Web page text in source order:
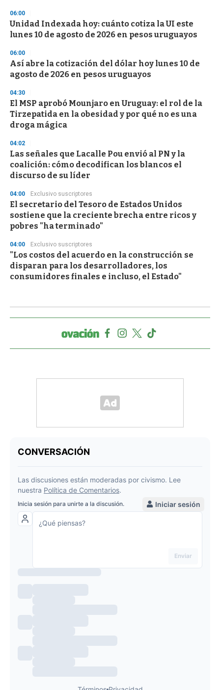
06:00
Unidad Indexada hoy: cuánto cotiza la UI este
lunes 10 de agosto de 2026 en pesos uruguayos
06:00
Así abre la cotización del dólar hoy lunes 10 de
agosto de 2026 en pesos uruguayos
04:30
El MSP aprobó Mounjaro en Uruguay: el rol de la
Tirzepatida en la obesidad y por qué no es una
droga mágica
04:02
Las señales que Lacalle Pou envió al PN y la
coalición: cómo decodifican los blancos el
discurso de su líder
04:00 Exclusivo suscriptores
El secretario del Tesoro de Estados Unidos
sostiene que la creciente brecha entre ricos y
pobres "ha terminado"
04:00 Exclusivo suscriptores
"Los costos del acuerdo en la construcción se
disparan para los desarrolladores, los
consumidores finales e incluso, el Estado"